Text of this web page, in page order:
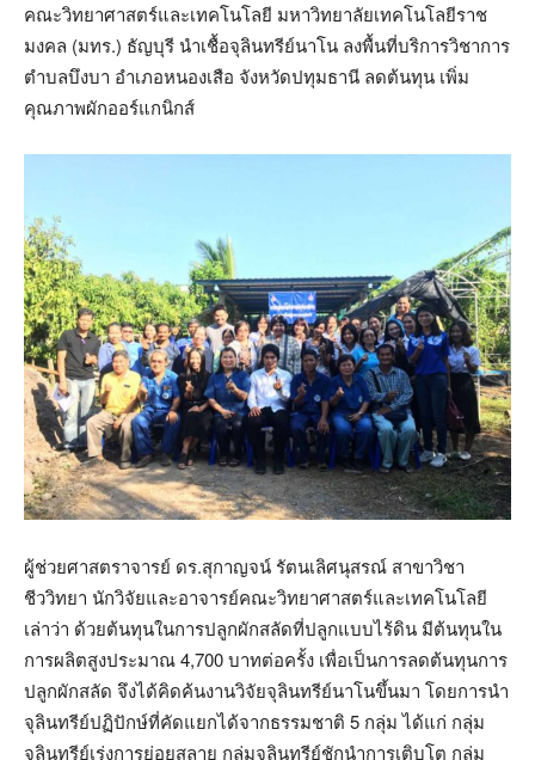
คณะวิทยาศาสตร์และเทคโนโลยี มหาวิทยาลัยเทคโนโลยีราช
มงคล (มทร.) ธัญบุรี นำเชื้อจุลินทรีย์นาโน ลงพื้นที่บริการวิชาการ
ตำบลบึงบา อำเภอหนองเสือ จังหวัดปทุมธานี ลดต้นทุน เพิ่ม
คุณภาพผักออร์แกนิกส์
ผู้ช่วยศาสตราจารย์ ดร.สุกาญจน์ รัตนเลิศนุสรณ์ สาขาวิชา
ชีววิทยา นักวิจัยและอาจารย์คณะวิทยาศาสตร์และเทคโนโลยี
เล่าว่า ด้วยต้นทุนในการปลูกผักสลัดที่ปลูกแบบไร้ดิน มีต้นทุนใน
การผลิตสูงประมาณ 4,700 บาทต่อครั้ง เพื่อเป็นการลดต้นทุนการ
ปลูกผักสลัด จึงได้คิดค้นงานวิจัยจุลินทรีย์นาโนขึ้นมา โดยการนำ
จุลินทรีย์ปฏิปักษ์ที่คัดแยกได้จากธรรมชาติ 5 กลุ่ม ได้แก่ กลุ่ม
จุลินทรีย์เร่งการย่อยสลาย กลุ่มจุลินทรีย์ชักนำการเติบโต กลุ่ม